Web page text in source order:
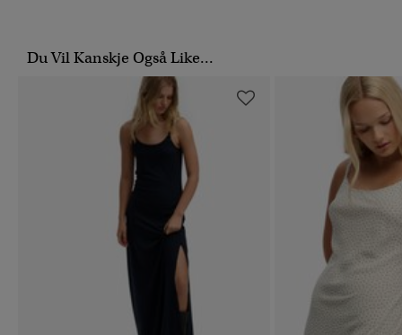
Du Vil Kanskje Også Like...